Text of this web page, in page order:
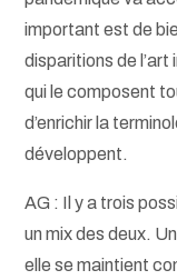
important est de
disparitions de l’art
qui le composent
d’enrichir la
développent.
AG : Il y a trois
un mix des deux.
elle se maintient